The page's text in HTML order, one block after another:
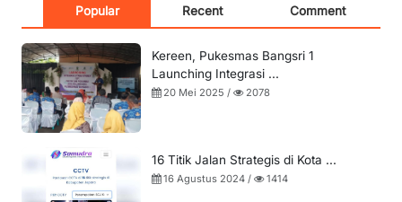
Popular Recent Comment
Kereen, Pukesmas Bangsri 1
Launching Integrasi ...
20 Mei 2025 / 2078
16 Titik Jalan Strategis di Kota ...
16 Agustus 2024 / 1414